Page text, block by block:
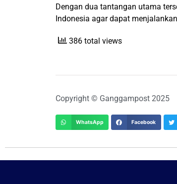
Dengan dua tantangan utama
Indonesia agar dapat
386 total views
Copyright © Ganggampost 2025
WhatsApp Facebook